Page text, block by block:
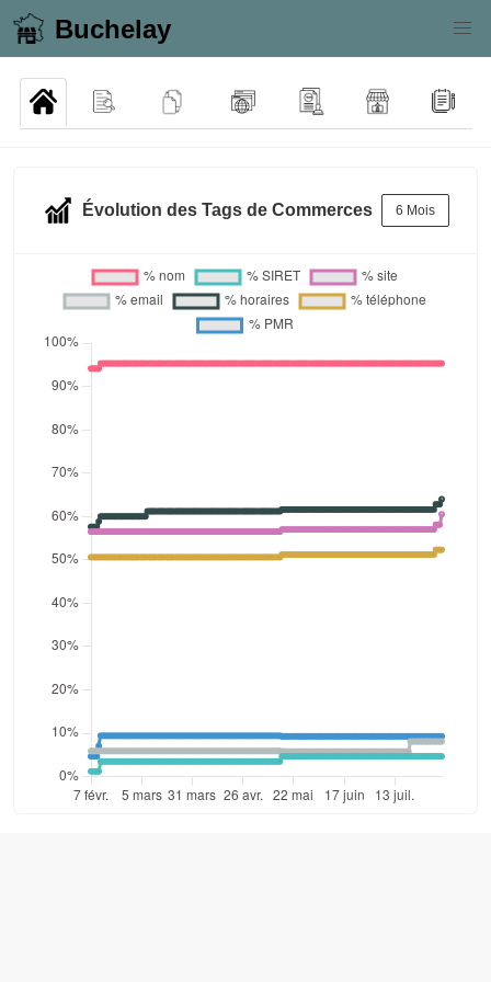
Buchelay
Évolution des Tags de Commerces 6 Mois